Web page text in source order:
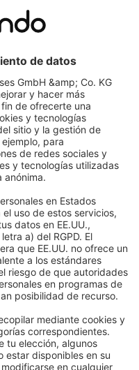
Klemmfix | 115 x 160